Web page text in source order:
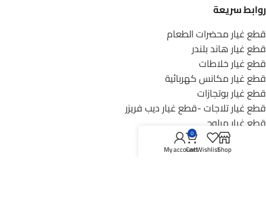
روابط سريعة
قطع غيار محضرات الطعام
قطع غيار هاند بلندر
قطع غيار خلاطات
قطع غيار مكانس كهربائية
قطع غيار بوتجازات
قطع غيار تلاجات -قطع غيار ديب فريزر
قطع غيار مراوح
قطع غيار غسالات فوق اوتوماتك
قطع غيار شفاطات
Shop
Wishlist
0
Cart
My account